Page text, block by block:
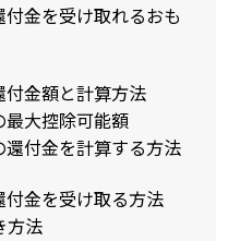
金を受け取れるおも
金額と計算方法
最大控除可能額
還付金を計算する方法
金を受け取る方法
方法